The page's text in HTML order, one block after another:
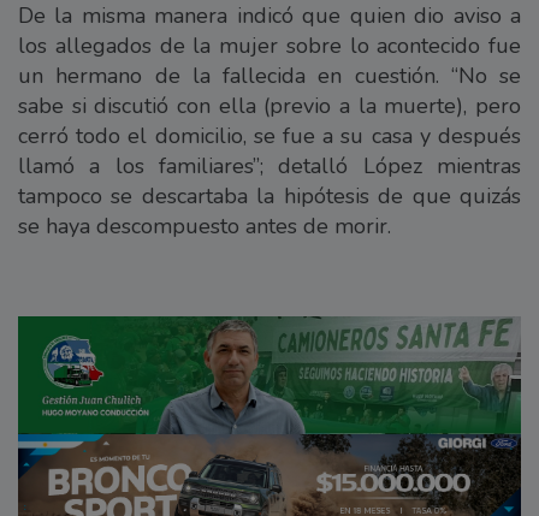
De la misma manera indicó que quien dio aviso a
los allegados de la mujer sobre lo acontecido fue
un hermano de la fallecida en cuestión. “No se
sabe si discutió con ella (previo a la muerte), pero
cerró todo el domicilio, se fue a su casa y después
llamó a los familiares”; detalló López mientras
tampoco se descartaba la hipótesis de que quizás
se haya descompuesto antes de morir.